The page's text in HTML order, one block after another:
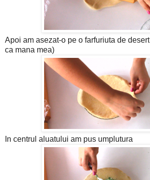
Apoi am asezat-o pe o farfuriuta de
ca mana mea)
In centrul aluatului am pus umplutura